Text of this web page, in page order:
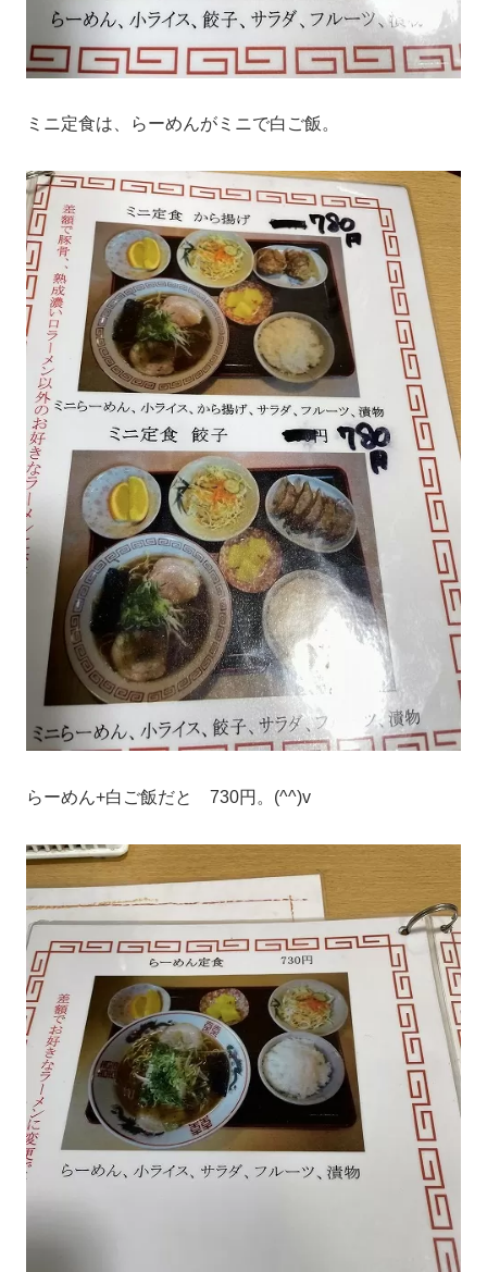
ミニ定食は、らーめんがミニで白ご飯。
らーめん+白ご飯だと 730円。(^^)v